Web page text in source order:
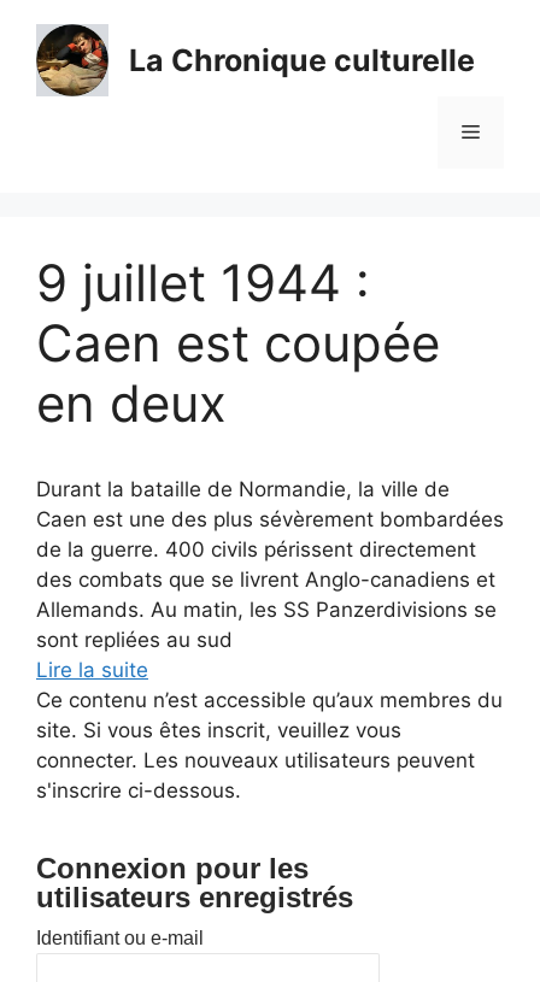
contenu
La Chronique culturelle
Menu
9 juillet 1944 :
Caen est coupée
en deux
Durant la bataille de Normandie, la ville de
Caen est une des plus sévèrement bombardées
de la guerre. 400 civils périssent directement
des combats que se livrent Anglo-canadiens et
Allemands. Au matin, les SS Panzerdivisions se
sont repliées au sud
Lire la suite
Ce contenu n’est accessible qu’aux membres du
site. Si vous êtes inscrit, veuillez vous
connecter. Les nouveaux utilisateurs peuvent
s'inscrire ci-dessous.
Connexion pour les
utilisateurs enregistrés
Identifiant ou e-mail